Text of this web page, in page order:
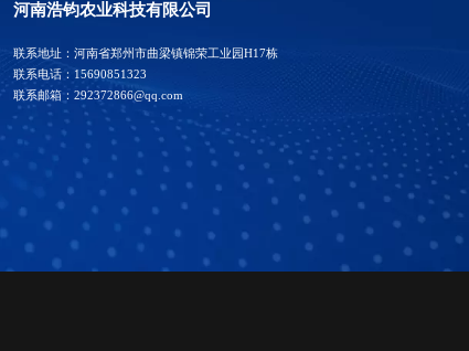
河南浩钧农业科技有限公司
联系地址：河南省郑州市曲梁镇锦荣工业园H17栋
联系电话：15690851323
联系邮箱：292372866@qq.com